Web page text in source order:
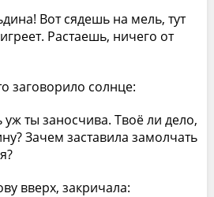
Вот сядешь на мель, тут
Растаешь, ничего от
заговорило солнце:
ты заносчива. Твоё ли дело,
Зачем заставила замолчать
вверх, закричала: